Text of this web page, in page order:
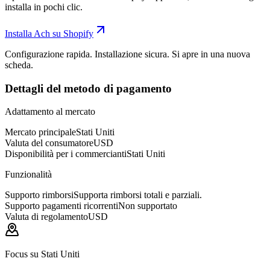
installa in pochi clic.
Installa Ach su Shopify
Configurazione rapida. Installazione sicura. Si apre in una nuova
scheda.
Dettagli del metodo di pagamento
Adattamento al mercato
Mercato principaleStati Uniti
Valuta del consumatoreUSD
Disponibilità per i commerciantiStati Uniti
Funzionalità
Supporto rimborsiSupporta rimborsi totali e parziali.
Supporto pagamenti ricorrentiNon supportato
Valuta di regolamentoUSD
Focus su Stati Uniti